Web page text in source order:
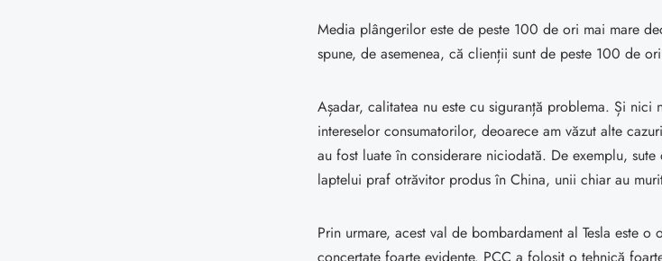
Media plângerilor este de peste 100 de ori mai mare
spune, de asemenea, că clienții sunt de peste 100 de
Așadar, calitatea nu este cu siguranță problema. Și nici
intereselor consumatorilor, deoarece am văzut alte
au fost luate în considerare niciodată. De exemplu,
laptelui praf otrăvitor produs în China, unii chiar au
Prin urmare, acest val de bombardament al Tesla este
concertate foarte evidente. PCC a folosit o tehnică